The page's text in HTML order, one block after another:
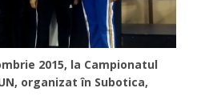
2015, la Campionatul
organizat în Subotica,